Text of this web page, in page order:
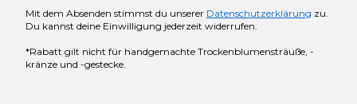
Mit dem Absenden stimmst du unserer Datenschutzerklärung zu.
Du kannst deine Einwilligung jederzeit widerrufen.
*Rabatt gilt nicht für handgemachte Trockenblumensträuße, -
kränze und -gestecke.